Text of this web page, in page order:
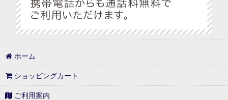
ホーム
ショッピングカート
ご利用案内